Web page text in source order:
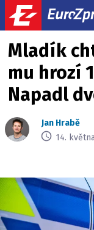
Mladík
mu hrozí
Napadl
Jan Hrabě
14.